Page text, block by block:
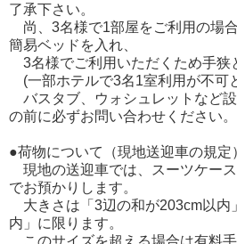
了承下さい。
尚、3名様で1部屋をご利用の場
簡易ベッドを入れ、
3名様でご利用いただくため手狭
(一部ホテルで3名1室利用が不可
バスタブ、ウォシュレットなど
の前に必ずお問い合わせください。
●荷物について（現地送迎車の規定
現地の送迎車では、スーツケー
でお預かりします。
大きさは「3辺の和が203cm以内
内」に限ります。
このサイズを超える場合は有料